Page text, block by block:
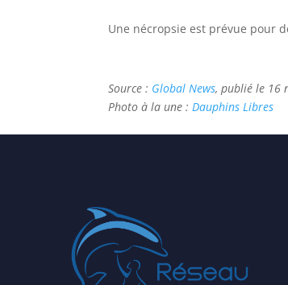
Une nécropsie est prévue pour
Source : Global News, publié le 16
Photo à la une :Dauphins Libres